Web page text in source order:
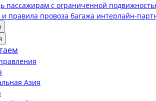
пассажирам с ограниченной
правила провоза багажа интерлайн-
Азия